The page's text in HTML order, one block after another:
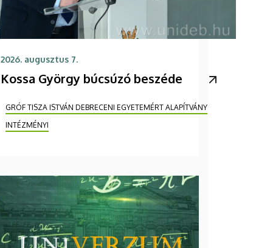
2026. augusztus 7.
Kossa György búcsúzó beszéde
GRÓF TISZA ISTVÁN DEBRECENI EGYETEMÉRT ALAPÍTVÁNY
INTÉZMÉNYI